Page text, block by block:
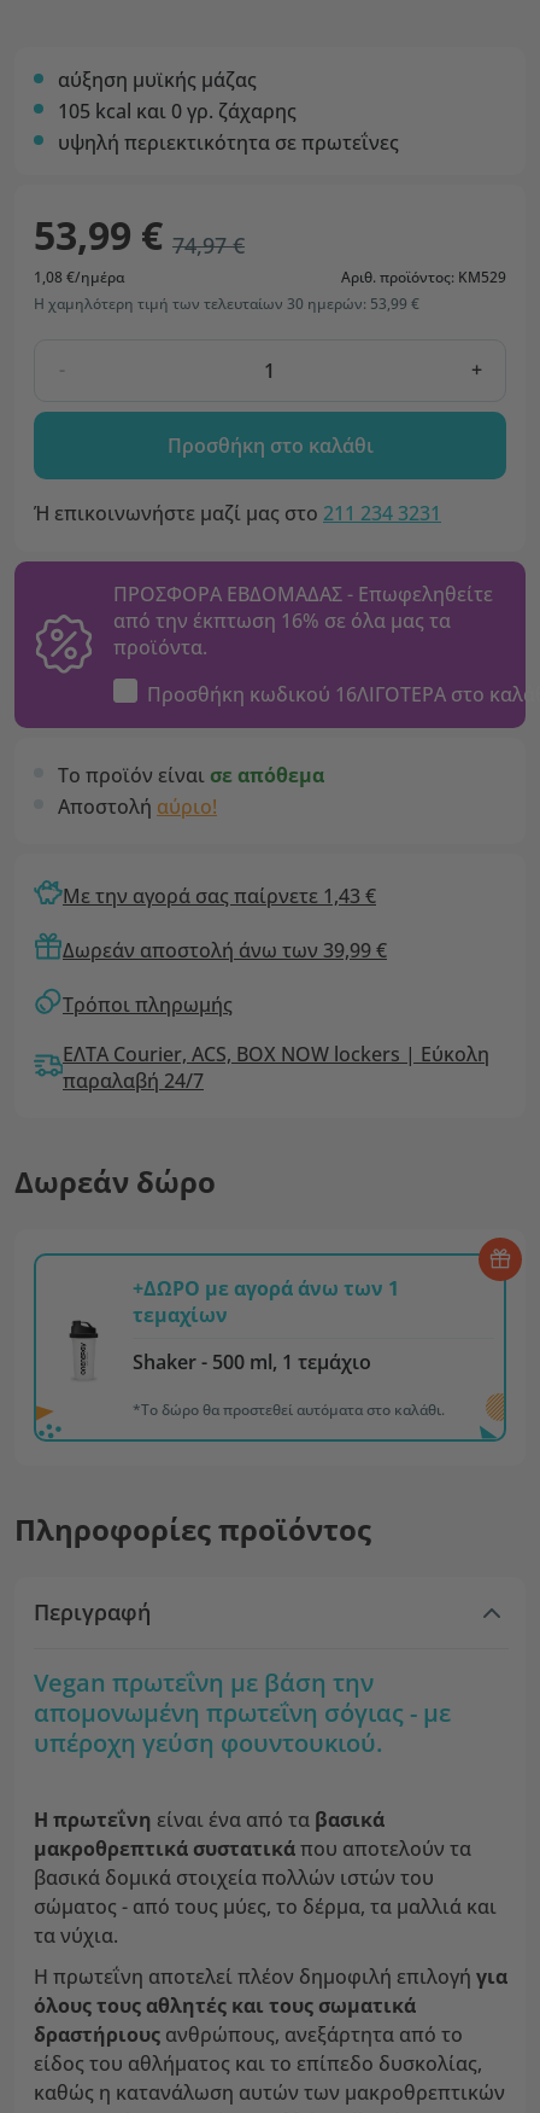
αύξηση μυϊκής μάζας
105 kcal και 0 γρ. ζάχαρης
υψηλή περιεκτικότητα σε πρωτεΐνες
53,99 € 74,97 €
1,08 €/ημέρα
Αριθ. προϊόντος: KM529
Η χαμηλότερη τιμή των τελευταίων 30 ημερών: 53,99 €
- +
Προσθήκη στο καλάθι
Ή επικοινωνήστε μαζί μας στο 211 234 3231
ΠΡΟΣΦΟΡΑ ΕΒΔΟΜΑΔΑΣ - Επωφεληθείτε
από την έκπτωση 16% σε όλα μας τα
προϊόντα.
Προσθήκη κωδικού 16ΛΙΓΟΤΕΡΑ στο
Το προϊόν είναι σε απόθεμα
Αποστολή αύριο!
Με την αγορά σας παίρνετε 1,43 €
Δωρεάν αποστολή άνω των 39,99 €
Τρόποι πληρωμής
ΕΛΤΑ Courier, ACS, BOX NOW lockers | Εύκολη
παραλαβή 24/7
Δωρεάν δώρο
+ΔΩΡΟ με αγορά άνω των 1
τεμαχίων
Shaker - 500 ml, 1 τεμάχιο
*Το δώρο θα προστεθεί αυτόματα στο καλάθι.
Πληροφορίες προϊόντος
Περιγραφή
Vegan πρωτεΐνη με βάση την
απομονωμένη πρωτεΐνη σόγιας - με
υπέροχη γεύση φουντουκιού.
Η πρωτεΐνη είναι ένα από τα βασικά
μακροθρεπτικά συστατικάπου αποτελούν τα
βασικά δομικά στοιχεία πολλών ιστών του
σώματος - από τους μύες, το δέρμα, τα μαλλιά και
τα νύχια.
Η πρωτεΐνη αποτελεί πλέον δημοφιλή επιλογή για
όλους τους αθλητές και τους σωματικά
δραστήριους ανθρώπους, ανεξάρτητα από το
είδος του αθλήματος και το επίπεδο δυσκολίας,
καθώς η κατανάλωση αυτών των μακροθρεπτικών